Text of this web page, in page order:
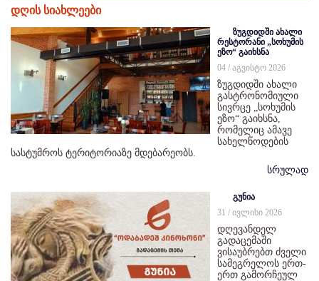
დღის სიახლეები
ზუგდიდში ახალი
რესტორანი „სოხუმის
ეზო“ გაიხსნა
04 / აგვისტო 2026
ზუგდიდში ახალი
გასტრონომიული
სივრცე „სოხუმის
ეზო“ გაიხსნა,
რომელიც ამავე
სახელწოდების
სასტუმროს ტერიტორიაზე მდებარეობს.
სრულად
გუნია
31 / ივლისი 2026
დღევანდელ
გადაცემაში
ვისაუბრებთ ძველი
სამეგრელოს ერთ-
ერთ გამორჩეულ